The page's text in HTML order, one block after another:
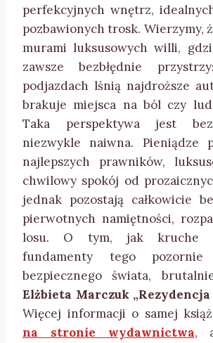
perfekcyjnych wnętrz,
pozbawionych trosk. Wierzymy,
murami luksusowych willi,
zawsze bezbłędnie
podjazdach lśnią najdroższe
brakuje miejsca na ból czy
Taka perspektywa jest
niezwykle naiwna. Pieniądze
najlepszych prawników,
chwilowy spokój od
jednak pozostają całkowicie
pierwotnych namiętności,
losu. O tym, jak kruche
fundamenty tego
bezpiecznego świata,
Elżbieta Marczuk
Więcej informacji o samej
na stronie wydawnictwa,